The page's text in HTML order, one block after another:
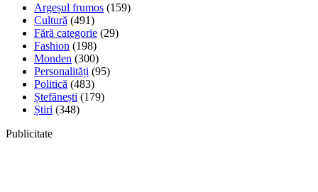
Argeșul frumos (159)
Cultură (491)
Fără categorie (29)
Fashion (198)
Monden (300)
Personalități (95)
Politică (483)
Ștefănești (179)
Știri (348)
Publicitate